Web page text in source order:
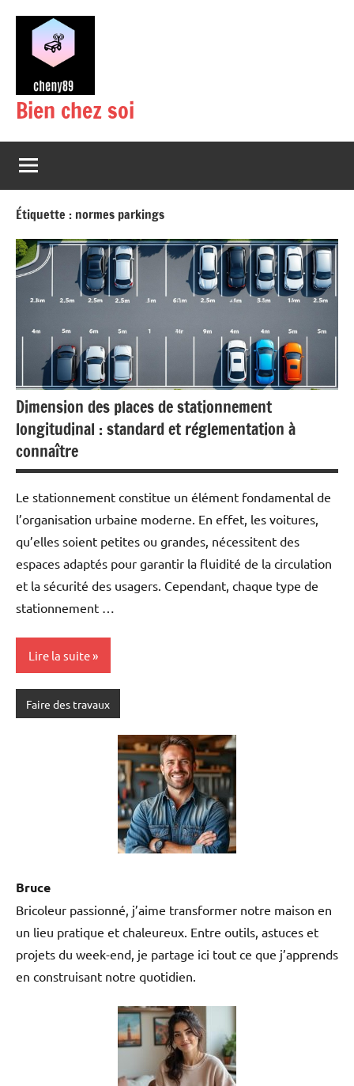
contenu
Bien chez soi
Étiquette : normes parkings
Dimension des places de stationnement
longitudinal : standard et réglementation à
connaître
Le stationnement constitue un élément fondamental de
l’organisation urbaine moderne. En effet, les voitures,
qu’elles soient petites ou grandes, nécessitent des
espaces adaptés pour garantir la fluidité de la circulation
et la sécurité des usagers. Cependant, chaque type de
stationnement …
Lire la suite
Faire des travaux
Bruce
Bricoleur passionné, j’aime transformer notre maison en
un lieu pratique et chaleureux. Entre outils, astuces et
projets du week-end, je partage ici tout ce que j’apprends
en construisant notre quotidien.